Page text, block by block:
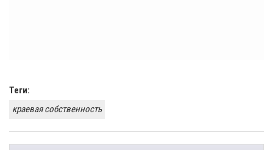
Теги:
краевая собственность